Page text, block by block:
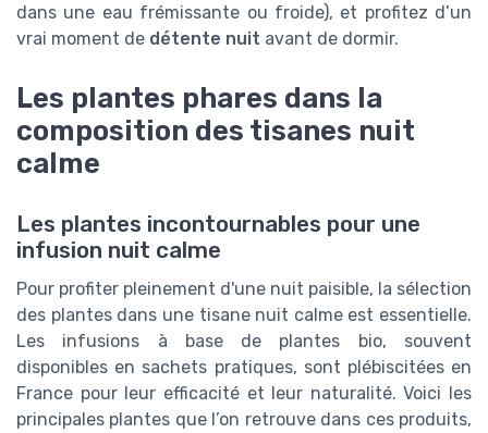
dans une eau frémissante ou froide), et profitez d’un
vrai moment de détente nuit avant de dormir.
Les plantes phares dans la
composition des tisanes nuit
calme
Les plantes incontournables pour une
infusion nuit calme
Pour profiter pleinement d'une nuit paisible, la sélection
des plantes dans une tisane nuit calme est essentielle.
Les infusions à base de plantes bio, souvent
disponibles en sachets pratiques, sont plébiscitées en
France pour leur efficacité et leur naturalité. Voici les
principales plantes que l’on retrouve dans ces produits,